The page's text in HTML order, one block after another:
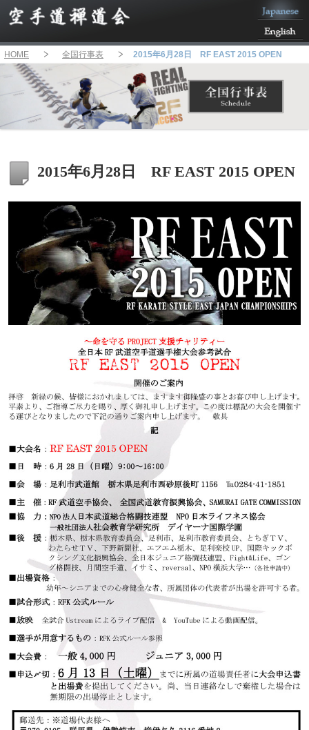
HOME 全国行事表 2015年6月28日 RF EAST 2015 OPEN
2015年6月28日 RF EAST 2015 OPEN